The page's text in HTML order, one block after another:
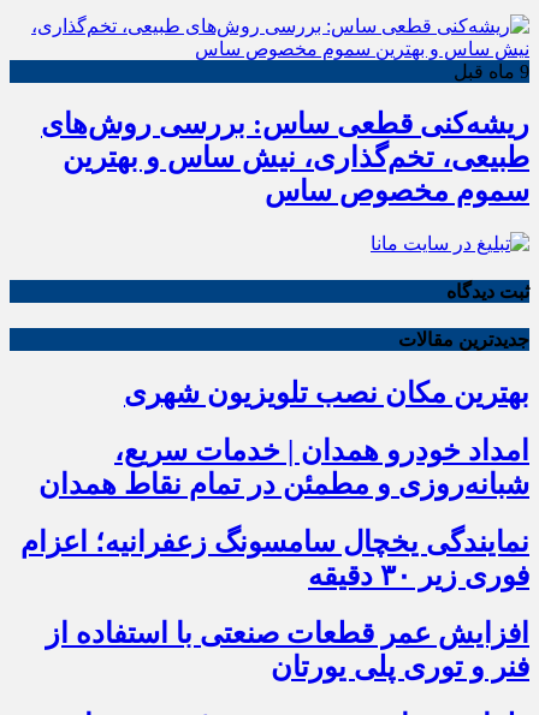
9 ماه قبل
ریشه‌کنی قطعی ساس: بررسی روش‌های
طبیعی، تخم‌گذاری، نیش ساس و بهترین
سموم مخصوص ساس
ثبت دیدگاه
جدیدترین مقالات
بهترین مکان نصب تلویزیون شهری
امداد خودرو همدان | خدمات سریع،
شبانه‌روزی و مطمئن در تمام نقاط همدان
نمایندگی یخچال سامسونگ زعفرانیه؛ اعزام
فوری زیر ۳۰ دقیقه
افزایش عمر قطعات صنعتی با استفاده از
فنر و توری پلی یورتان